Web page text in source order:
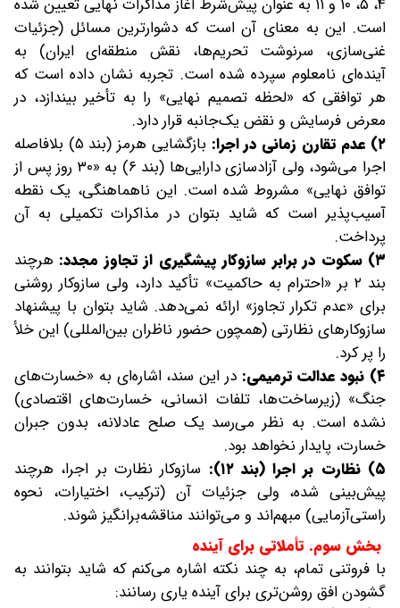
۴، ۵، ۱۰ و ۱۱ به عنوان پیش‌شرط آغاز مذاکرات نهایی تعیین شده
است. این به معنای آن است که دشوارترین مسائل (جزئیات
غنی‌سازی، سرنوشت تحریم‌ها، نقش منطقه‌ای ایران) به
آینده‌ای نامعلوم سپرده شده است. تجربه نشان داده است که
هر توافقی که «لحظه تصمیم نهایی» را به تأخیر بیندازد، در
معرض فرسایش و نقض یک‌جانبه قرار دارد.
۲) عدم تقارن زمانی در اجرا:
بازگشایی هرمز (بند ۵) بلافاصله
اجرا می‌شود، ولی آزادسازی دارایی‌ها (بند ۶) به «۳۰ روز پس از
توافق نهایی» مشروط شده است. این ناهماهنگی، یک نقطه
آسیب‌پذیر است که شاید بتوان در مذاکرات تکمیلی به آن
پرداخت.
۳) سکوت در برابر سازوکار پیشگیری از تجاوز مجدد:
هرچند
بند ۲ بر «احترام به حاکمیت» تأکید دارد، ولی سازوکار روشنی
برای «عدم تکرار تجاوز» ارائه نمی‌دهد. شاید بتوان با پیشنهاد
سازوکارهای نظارتی (همچون حضور ناظران بین‌المللی) این خلأ
را پر کرد.
۴) نبود عدالت ترمیمی:
در این سند، اشاره‌ای به «خسارت‌های
جنگ» (زیرساخت‌ها، تلفات انسانی، خسارت‌های اقتصادی)
نشده است. به نظر می‌رسد یک صلح عادلانه، بدون جبران
خسارت، پایدار نخواهد بود.
۵) نظارت بر اجرا (بند ۱۲):
سازوکار نظارت بر اجرا، هرچند
پیش‌بینی شده، ولی جزئیات آن (ترکیب، اختیارات، نحوه
راستی‌آزمایی) مبهم‌اند و می‌توانند مناقشه‌برانگیز شوند.
بخش سوم. تأملاتی برای آینده
با فروتنی تمام، به چند نکته اشاره می‌کنم که شاید بتوانند به
گشودن افق روشن‌تری برای آینده یاری رسانند: